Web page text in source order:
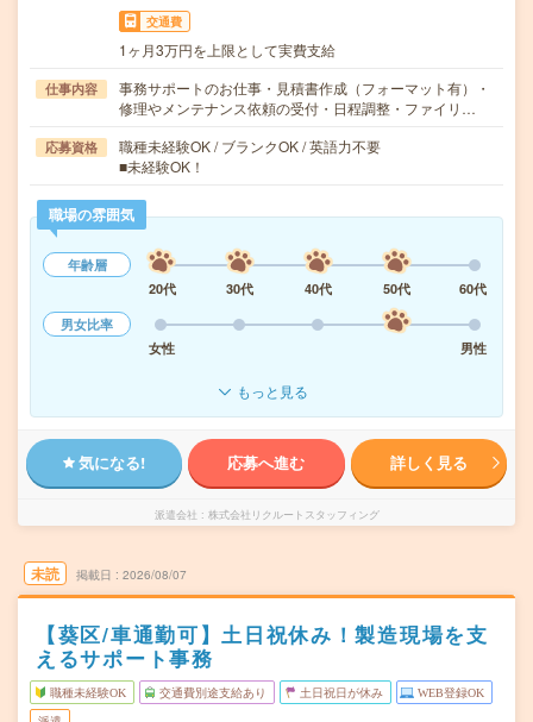
交通費
1ヶ月3万円を上限として実費支給
仕事内容
事務サポートのお仕事・見積書作成（フォーマット有）・
修理やメンテナンス依頼の受付・日程調整・ファイリ…
応募資格
職種未経験OK / ブランクOK / 英語力不要
■未経験OK！
職場の雰囲気
年齢層
20代
30代 40代 50代
60代
男女比率
女性
男性
もっと見る
気になる! 応募へ進む 詳しく見る
派遣会社 株式会社リクルートスタッフィング
未読 掲載日 2026/08/07
【葵区/車通勤可】土日祝休み！製造現場を支
えるサポート事務
職種未経験OK 交通費別途支給あり 土日祝日が休み WEB登録OK